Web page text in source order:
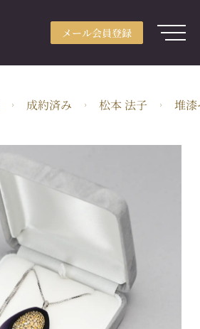
メール会員登録
JA・JPY
二丁目2番1号
成約済み 松本 法子 堆